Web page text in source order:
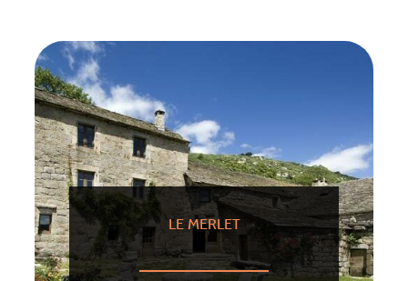
LE MERLET